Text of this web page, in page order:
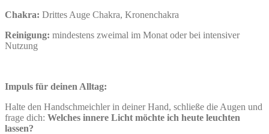
Chakra: Drittes Auge Chakra, Kronenchakra
Reinigung: mindestens zweimal im Monat oder bei intensiver
Nutzung
Impuls für deinen Alltag:
Halte den Handschmeichler in deiner Hand, schließe die Augen und
frage dich: Welches innere Licht möchte ich heute leuchten
lassen?